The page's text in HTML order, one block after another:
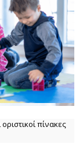
πίνακες